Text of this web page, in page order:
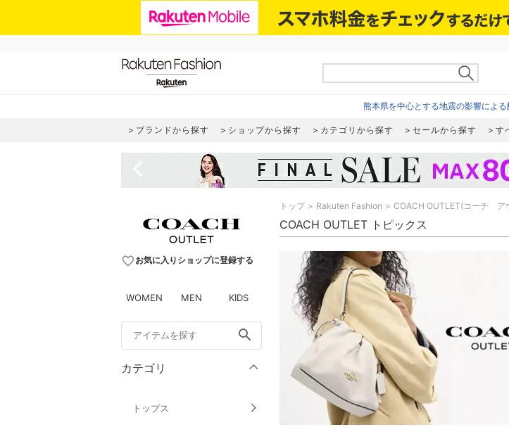
熊本県を中心とする地震の影響によ
ブランドから探す ショップから探す カテゴリから探す セールから探す す
favorite_borderお気に入りショップに登録する
WOMEN MEN KIDS
search
カテゴリ
トップス
トップ Rakuten Fashion COACH OUTLET(コーチ ア
COACH OUTLET トピックス